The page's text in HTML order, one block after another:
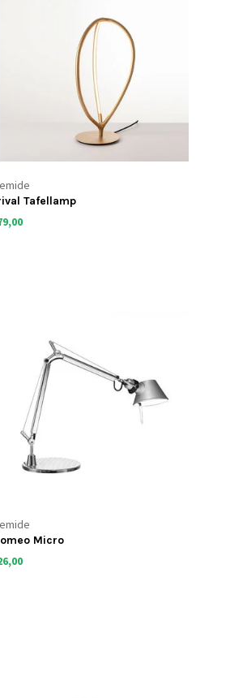
Tafellamp
Micro